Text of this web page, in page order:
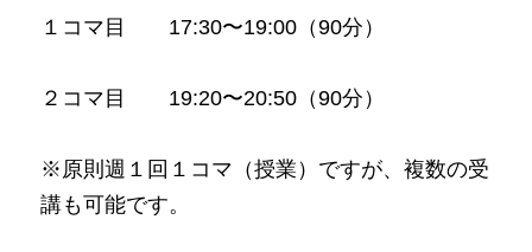
１コマ目　　17:30〜19:00（90分）
２コマ目　　19:20〜20:50（90分）
※原則週１回１コマ（授業）ですが、複数の受
講も可能です。